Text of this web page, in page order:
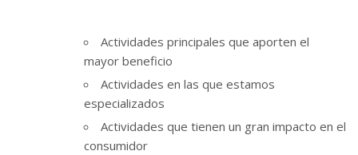
Actividades principales que aporten el
mayor beneficio
Actividades en las que estamos
especializados
Actividades que tienen un gran impacto en el
consumidor